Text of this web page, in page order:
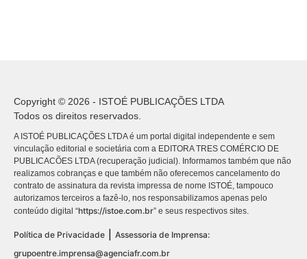
Copyright © 2026 - ISTOÉ PUBLICAÇÕES LTDA
Todos os direitos reservados.
A ISTOÉ PUBLICAÇÕES LTDA é um portal digital independente e sem
vinculação editorial e societária com a EDITORA TRES COMÉRCIO DE
PUBLICACÕES LTDA (recuperação judicial). Informamos também que não
realizamos cobranças e que também não oferecemos cancelamento do
contrato de assinatura da revista impressa de nome ISTOÉ, tampouco
autorizamos terceiros a fazê-lo, nos responsabilizamos apenas pelo
conteúdo digital “https://istoe.com.br” e seus respectivos sites.
Política de Privacidade
Assessoria de Imprensa:
grupoentre.imprensa@agenciafr.com.br